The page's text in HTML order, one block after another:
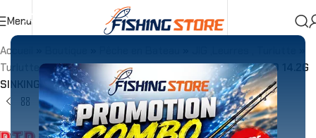
Menu
Accueil
Turlutte »TURLUTTE DTD BALLISTIC WHITE KILLER 3.0 14.2G
SINKING